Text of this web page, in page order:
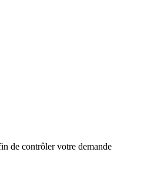
de contrôler votre demande